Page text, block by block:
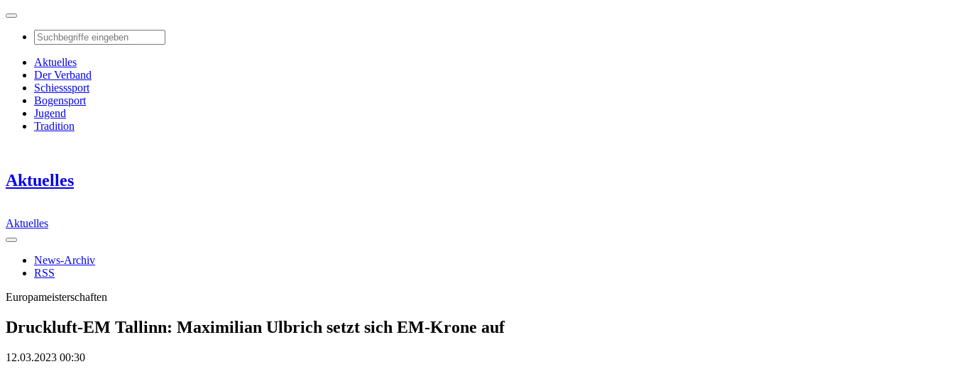
Aktuelles
Der Verband
Schiesssport
Bogensport
Jugend
Tradition
Aktuelles
Aktuelles
News-Archiv
RSS
Europameisterschaften
Druckluft-EM Tallinn: Maximilian Ulbrich setzt sich EM-Krone auf
12.03.2023 00:30